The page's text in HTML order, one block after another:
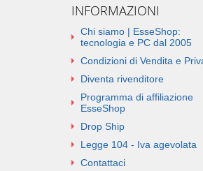
INFORMAZIONI
Chi siamo | EsseShop:
tecnologia e PC dal 2005
Condizioni di Vendita e
Diventa rivenditore
Programma di affiliazione
EsseShop
Drop Ship
Legge 104 - Iva agevolata
Contattaci